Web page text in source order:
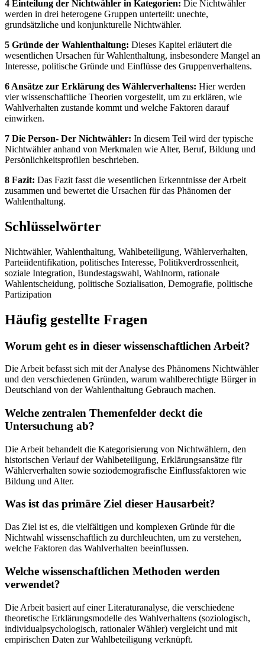
4 Einteilung der Nichtwähler in Kategorien: Die Nichtwähler
werden in drei heterogene Gruppen unterteilt: unechte,
grundsätzliche und konjunkturelle Nichtwähler.
5 Gründe der Wahlenthaltung: Dieses Kapitel erläutert die
wesentlichen Ursachen für Wahlenthaltung, insbesondere Mangel an
Interesse, politische Gründe und Einflüsse des Gruppenverhaltens.
6 Ansätze zur Erklärung des Wählerverhaltens: Hier werden
vier wissenschaftliche Theorien vorgestellt, um zu erklären, wie
Wahlverhalten zustande kommt und welche Faktoren darauf
einwirken.
7 Die Person- Der Nichtwähler: In diesem Teil wird der typische
Nichtwähler anhand von Merkmalen wie Alter, Beruf, Bildung und
Persönlichkeitsprofilen beschrieben.
8 Fazit: Das Fazit fasst die wesentlichen Erkenntnisse der Arbeit
zusammen und bewertet die Ursachen für das Phänomen der
Wahlenthaltung.
Schlüsselwörter
Nichtwähler, Wahlenthaltung, Wahlbeteiligung, Wählerverhalten,
Parteiidentifikation, politisches Interesse, Politikverdrossenheit,
soziale Integration, Bundestagswahl, Wahlnorm, rationale
Wahlentscheidung, politische Sozialisation, Demografie, politische
Partizipation
Häufig gestellte Fragen
Worum geht es in dieser wissenschaftlichen Arbeit?
Die Arbeit befasst sich mit der Analyse des Phänomens Nichtwähler
und den verschiedenen Gründen, warum wahlberechtigte Bürger in
Deutschland von der Wahlenthaltung Gebrauch machen.
Welche zentralen Themenfelder deckt die
Untersuchung ab?
Die Arbeit behandelt die Kategorisierung von Nichtwählern, den
historischen Verlauf der Wahlbeteiligung, Erklärungsansätze für
Wählerverhalten sowie soziodemografische Einflussfaktoren wie
Bildung und Alter.
Was ist das primäre Ziel dieser Hausarbeit?
Das Ziel ist es, die vielfältigen und komplexen Gründe für die
Nichtwahl wissenschaftlich zu durchleuchten, um zu verstehen,
welche Faktoren das Wahlverhalten beeinflussen.
Welche wissenschaftlichen Methoden werden
verwendet?
Die Arbeit basiert auf einer Literaturanalyse, die verschiedene
theoretische Erklärungsmodelle des Wahlverhaltens (soziologisch,
individualpsychologisch, rationaler Wähler) vergleicht und mit
empirischen Daten zur Wahlbeteiligung verknüpft.